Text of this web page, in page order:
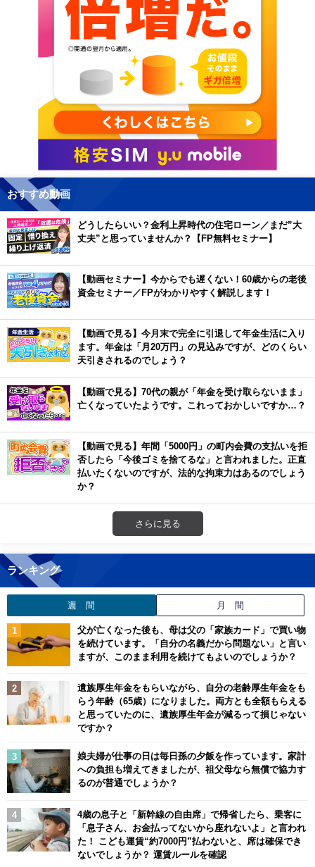
おすすめ動画
どうしたらいい？金利上昇時代の住宅ローン／まだ”大
丈夫”と思っていませんか？【FP無料セミナー】
【動画セミナー】今からでも遅くない！60歳からの老後
資金セミナー／FPがわかりやすく解説します！
【動画で見る】今月末で完全に引退して年金生活に入り
ます。年金は「月20万円」の見込みですが、どのくらい
天引きされるのでしょう？
【動画で見る】70代の親が「年金を受け取らないまま」
亡くなっていたようです。これっておかしいですか…？
【動画で見る】年間「5000円」の町内会費の支払いを拒
否したら「今後ゴミを捨てるな」と言われました。正直
払いたくないのですが、法的な拘束力はあるのでしょう
か？
さらに見る
ランキング
週 間 月 間
父が亡くなった後も、母は父の「家族カード」で買い物
を続けています。「自分の名義だから問題ない」と言い
ますが、このまま利用を続けてもよいのでしょうか？
遺族厚生年金をもらいながら、自分の老齢厚生年金をも
らう年齢（65歳）になりました。両方とも全額もらえる
と思っていたのに、遺族厚生年金が減るって損じゃない
ですか？
娘夫婦が仕事の日は毎日孫の夕飯を作っています。家計
への負担も増えてきましたが、祖父母なら無償で協力す
るのが普通でしょうか？
4歳の息子と「新幹線の自由席」で帰省したら、乗客に
「息子さん、お金払ってないから座れないよ」と言われ
た！ こども運賃“約7000円”払わないと、席は確保でき
ないでしょうか？ 運賃ルールを確認